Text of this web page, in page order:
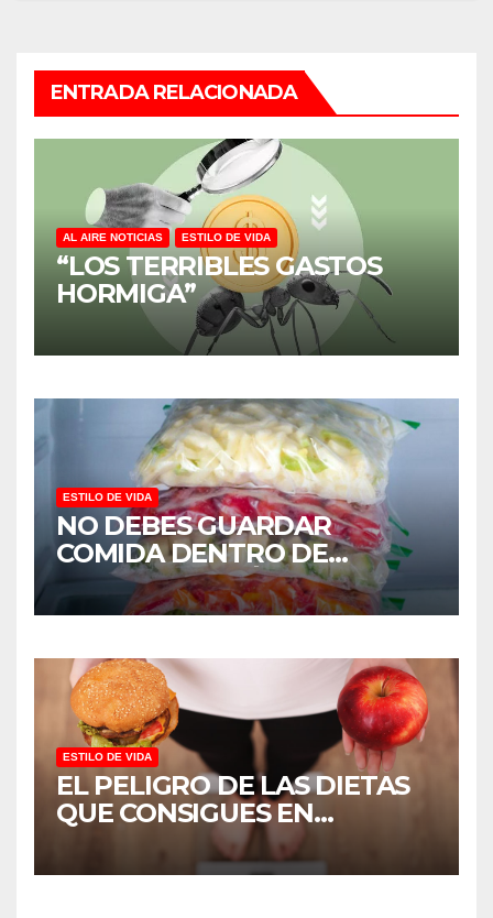
ENTRADA RELACIONADA
AL AIRE NOTICIAS ESTILO DE VIDA
“LOS TERRIBLES GASTOS
HORMIGA”
ESTILO DE VIDA
NO DEBES GUARDAR
COMIDA DENTRO DE
BOLSAS DE PLÁSTICO,
¿SABES POR QUÉ?
ESTILO DE VIDA
EL PELIGRO DE LAS DIETAS
QUE CONSIGUES EN